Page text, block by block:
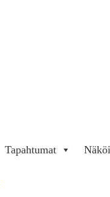
Tapahtumat